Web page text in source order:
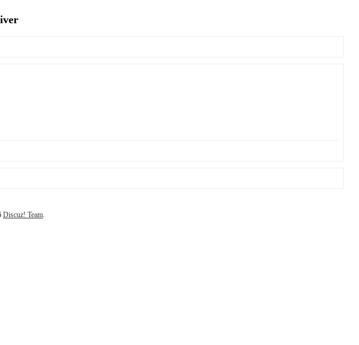
Discuz! Team.